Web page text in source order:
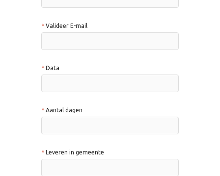
Valideer E-mail
Data
Aantal dagen
Leveren in gemeente